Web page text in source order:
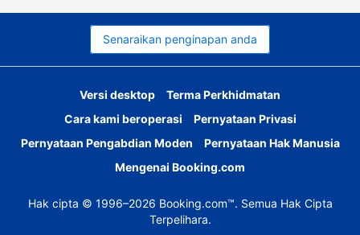
Senaraikan penginapan anda
Versi desktop
Terma Perkhidmatan
Cara kami beroperasi
Pernyataan Privasi
Pernyataan Pengabdian Moden
Pernyataan Hak Manusia
Mengenai Booking.com
Hak cipta © 1996–2026 Booking.com™. Semua Hak Cipta
Terpelihara.